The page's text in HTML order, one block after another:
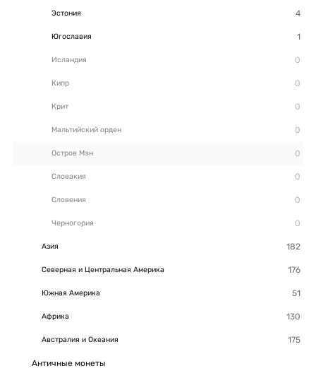
Эстония
Югославия
Исландия
Кипр
Крит
Мальтийский орден
Остров Мэн
Словакия
Словения
Черногория
Азия
Северная и Центральная Америка
Южная Америка
Африка
Австралия и Океания
Античные монеты